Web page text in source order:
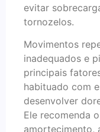
evitar
tornozelos.
Movimentos
inadequados e
principais
habituado com
desenvolver
Ele recomenda
amortecimento,